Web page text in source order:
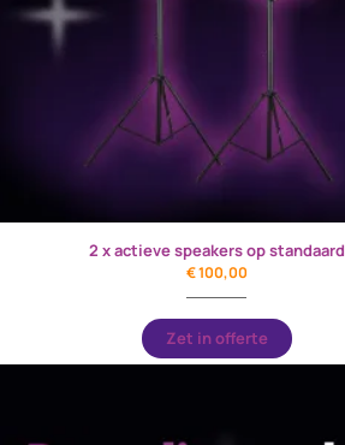
2 x actieve speakers op standaard
€100,00
Zet in offerte